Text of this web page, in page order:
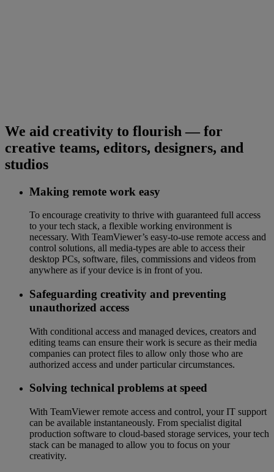
We aid creativity to flourish — for
creative teams, editors, designers, and
studios
Making remote work easy
To encourage creativity to thrive with guaranteed full access
to your tech stack, a flexible working environment is
necessary. With TeamViewer’s easy-to-use remote access and
control solutions, all media-types are able to access their
desktop PCs, software, files, commissions and videos from
anywhere as if your device is in front of you.
Safeguarding creativity and preventing
unauthorized access
With conditional access and managed devices, creators and
editing teams can ensure their work is secure as their media
companies can protect files to allow only those who are
authorized access and under particular circumstances.
Solving technical problems at speed
With TeamViewer remote access and control, your IT support
can be available instantaneously. From specialist digital
production software to cloud-based storage services, your tech
stack can be managed to allow you to focus on your
creativity.